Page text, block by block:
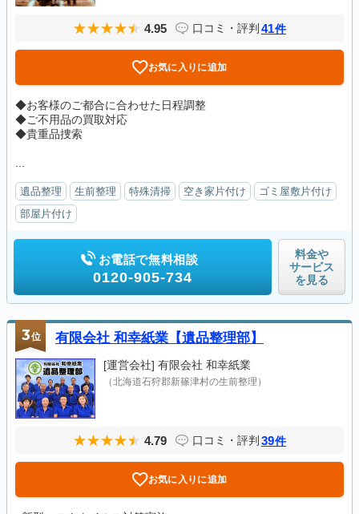
4.95 口コミ・評判 41件
お気に入りに追加
◆お客様のご都合に合わせた日程調整
◆ご不用品の買取対応
◆貴重品捜索
遺品整理 生前整理 特殊清掃 空き家片付け
ゴミ屋敷片付け
部屋片付け
お電話で無料相談
0120-905-734
料金や
サービス
を見る
3位 有限会社 和幸紙業【遺品整理部】
[運営会社] 有限会社 和幸紙業
（北海道石狩郡新篠津村の生前整理）
4.79 口コミ・評判 39件
お気に入りに追加